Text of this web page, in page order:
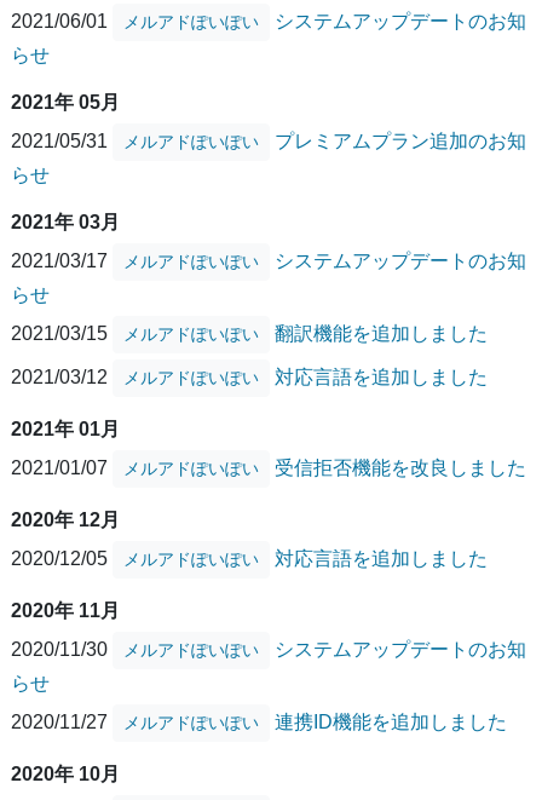
2021/06/01
メルアドぽいぽい
システムアップデートのお知
らせ
2021年 05月
2021/05/31
メルアドぽいぽい
プレミアムプラン追加のお知
らせ
2021年 03月
2021/03/17
メルアドぽいぽい
システムアップデートのお知
らせ
2021/03/15
メルアドぽいぽい 翻訳機能を追加しました
2021/03/12 メルアドぽいぽい 対応言語を追加しました
2021年 01月
2021/01/07
メルアドぽいぽい 受信拒否機能を改良しました
2020年 12月
2020/12/05
メルアドぽいぽい 対応言語を追加しました
2020年 11月
2020/11/30
メルアドぽいぽい
システムアップデートのお知
らせ
2020/11/27
メルアドぽいぽい 連携ID機能を追加しました
2020年 10月